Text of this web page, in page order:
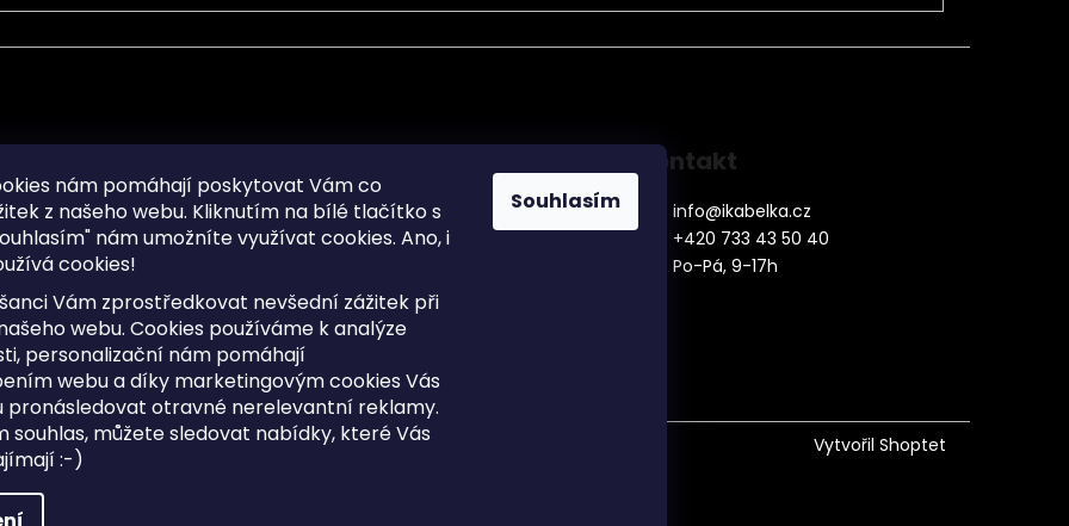
nám pomáhají poskytovat Vám co
z našeho webu. Kliknutím na bílé tlačítko s
nám umožníte využívat cookies. Ano, i
cookies!
Vám zprostředkovat nevšední zážitek při
webu. Cookies používáme k analýze
personalizační nám pomáhají
webu a díky marketingovým cookies Vás
pronásledovat otravné nerelevantní reklamy.
souhlas, můžete sledovat nabídky, které Vás
:-)
Souhlasím
osobních údajů
dotazy
cookies
Sitemap
Doprava a Platba
Postup vrácení zboží ve 30 denní
lhůtě
Obchodní podmínky
Kontakt
info@ikabelka.cz
+420 733 43 50 40
Po-Pá, 9-17h
Vytvořil Shoptet
Upravit nastavení cookies